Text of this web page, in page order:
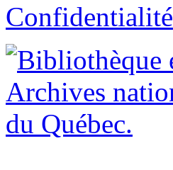
Confidentialité